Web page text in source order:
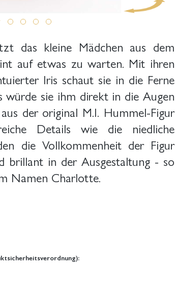
das kleine Mädchen aus dem
auf etwas zu warten. Mit ihren
Iris schaut sie in die Ferne
würde sie ihm direkt in die Augen
der original M.I. Hummel-Figur
Details wie die niedliche
die Vollkommenheit der Figur
brillant in der Ausgestaltung - so
Namen Charlotte.